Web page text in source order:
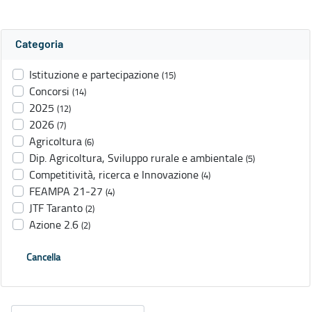
Categoria
Istituzione e partecipazione (15)
Concorsi (14)
2025 (12)
2026 (7)
Agricoltura (6)
Dip. Agricoltura, Sviluppo rurale e ambientale (5)
Competitività, ricerca e Innovazione (4)
FEAMPA 21-27 (4)
JTF Taranto (2)
Azione 2.6 (2)
Cancella